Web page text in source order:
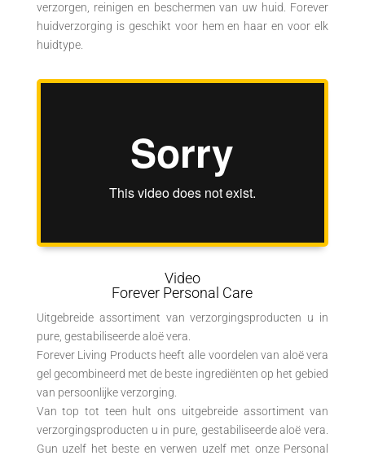
verzorgen, reinigen en beschermen van uw huid. Forever
huidverzorging is geschikt voor hem en haar en voor elk
huidtype.
Video
Forever Personal Care
Uitgebreide assortiment van verzorgingsproducten u in
pure, gestabiliseerde aloë vera.
Forever Living Products heeft alle voordelen van aloë vera
gel gecombineerd met de beste ingrediënten op het gebied
van persoonlijke verzorging.
Van top tot teen hult ons uitgebreide assortiment van
verzorgingsproducten u in pure, gestabiliseerde aloë vera.
Gun uzelf het beste en verwen uzelf met onze Personal